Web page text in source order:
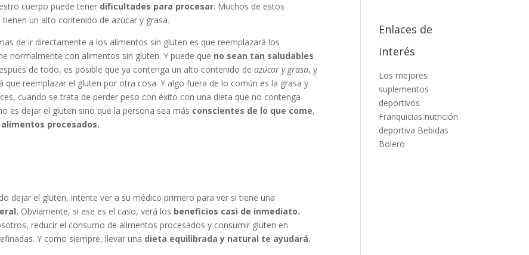
cuerpo puede tener dificultades para procesar. Muchos de estos
un alto contenido de azúcar y grasa.
de ir directamente a los alimentos sin gluten es que reemplazará los
normalmente con alimentos sin gluten. Y puede que no sean tan saludables
de todo, es posible que ya contenga un alto contenido de azúcar y grasa, y
que reemplazar el gluten por otra cosa. Y algo fuera de lo común es la grasa y
cuando se trata de perder peso con éxito con una dieta que no contenga
es dejar el gluten sino que la persona sea más conscientes de lo que come,
procesados.
dejar el gluten, intente ver a su médico primero para ver si tiene una
Obviamente, si ese es el caso, verá los beneficios casi de inmediato.
reducir el consumo de alimentos procesados y consumir gluten en
Y como siempre, llevar una dieta equilibrada y natural te ayudará.
Enlaces de
interés
Los mejores
suplementos
deportivos
Franquicias nutrición
deportiva Bebidas
Bolero